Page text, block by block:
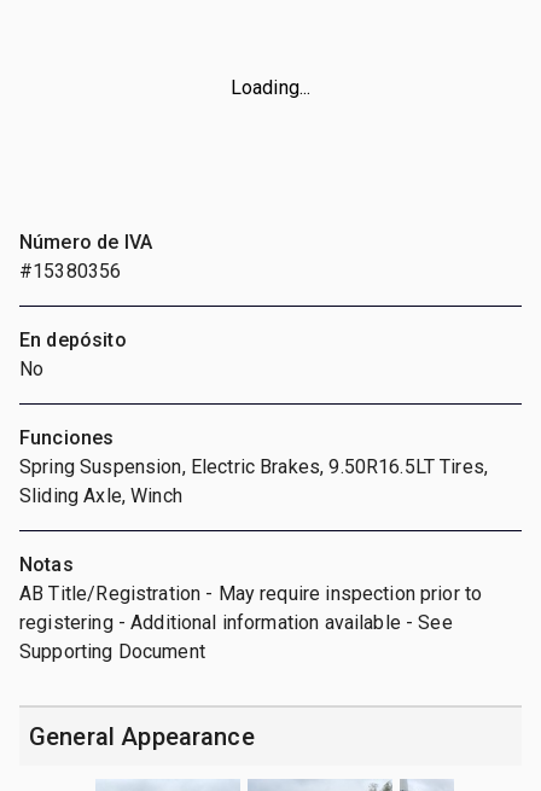
Loading...
Número de IVA
#15380356
En depósito
No
Funciones
Spring Suspension, Electric Brakes, 9.50R16.5LT Tires,
Sliding Axle, Winch
Notas
AB Title/Registration - May require inspection prior to
registering - Additional information available - See
Supporting Document
General Appearance